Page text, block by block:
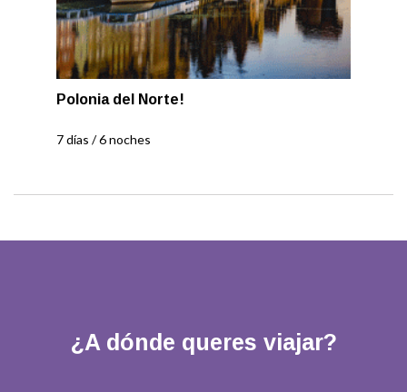
Polonia del Norte!
7 días / 6 noches
¿A dónde queres viajar?